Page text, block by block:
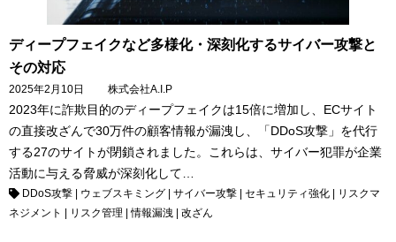
ディープフェイクなど多様化・深刻化するサイバー攻撃と
その対応
2025年2月10日 株式会社A.I.P
2023年に詐欺目的のディープフェイクは15倍に増加し、ECサイト
の直接改ざんで30万件の顧客情報が漏洩し、「DDoS攻撃」を代行
する27のサイトが閉鎖されました。これらは、サイバー犯罪が企業
活動に与える脅威が深刻化して…
DDoS攻撃 ウェブスキミング サイバー攻撃 セキュリティ強化
リスクマ
ネジメント
リスク管理 |情報漏洩 改ざん